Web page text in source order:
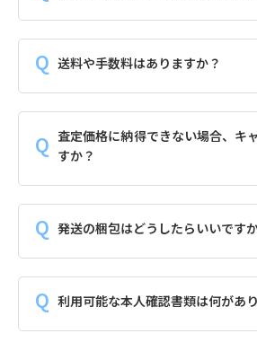
送料や手数料はありますか？
査定価格に納得できない場合、キ
すか？
発送の梱包はどうしたらいいです
利用可能な本人確認書類は何があ